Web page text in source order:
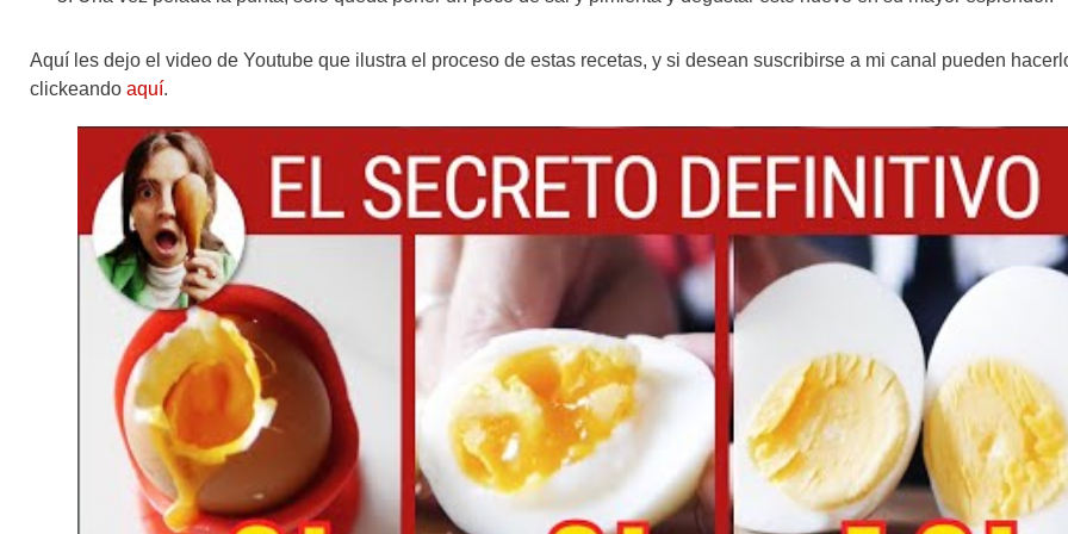
Aquí les dejo el video de Youtube que ilustra el proceso de estas recetas, y si desean suscribirse a mi canal pueden
clickeando aquí.